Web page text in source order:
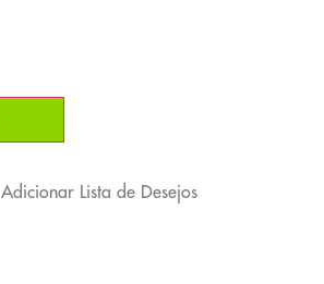
Adicionar Lista de Desejos